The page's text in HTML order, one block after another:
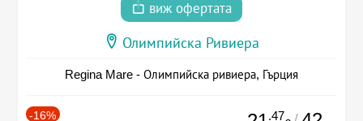
виж офертата
Олимпийска Ривиера
Regina Mare - Олимпийска ривиера, Гърция
-16% .47